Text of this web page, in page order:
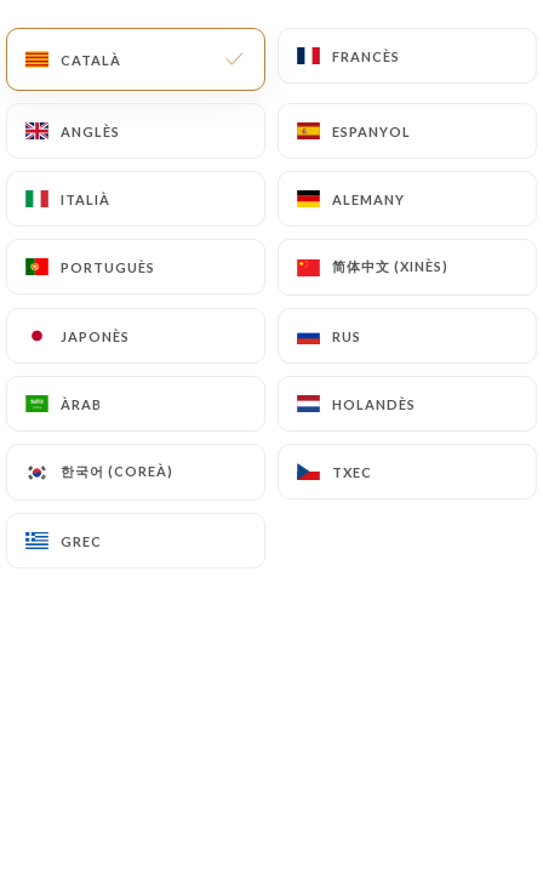
CATALÀ FRANCÈS
ANGLÈS ESPANYOL
ITALIÀ ALEMANY
PORTUGUÈS 简体中文 (XINÈS)
JAPONÈS RUS
ÀRAB HOLANDÈS
한국어 (COREÀ) TXEC
GREC
CATALÀ FRANCÈS
ANGLÈS ESPANYOL
ITALIÀ ALEMANY
PORTUGUÈS 简体中文 (XINÈS)
JAPONÈS RUS
ÀRAB HOLANDÈS
한국어 (COREÀ) TXEC
GREC